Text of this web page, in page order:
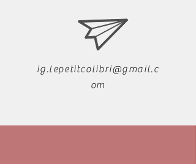
ig.lepetitcolibri@gmail.c
om